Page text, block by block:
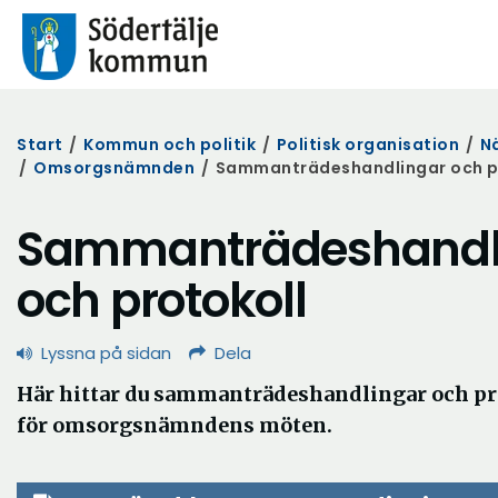
Start / Kommun och politik / Politisk organisation /
/ Omsorgsnämnden / Sammanträdeshandlingar och
och protokoll
Lyssna på sidan Dela
Här hittar du sammanträdeshandlingar och
för omsorgsnämndens möten.